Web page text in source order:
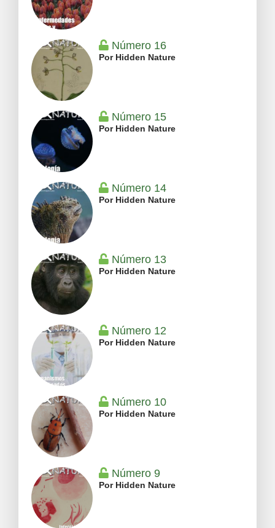
Número 16
Por Hidden Nature
Número 15
Por Hidden Nature
Número 14
Por Hidden Nature
Número 13
Por Hidden Nature
Número 12
Por Hidden Nature
Número 10
Por Hidden Nature
Número 9
Por Hidden Nature